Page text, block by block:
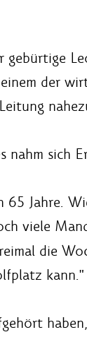
der
nahm sich
65 Jahre.
viele
die
kann."